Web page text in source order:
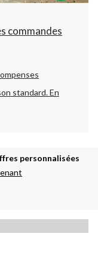
commandes
standard.En
personnalisées